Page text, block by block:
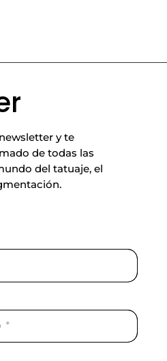
y te
de todas las
del tatuaje, el